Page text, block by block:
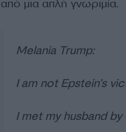
από μια απλή γνωριμία.
Melania Trump:
I am not Epstein’s
I met my husband